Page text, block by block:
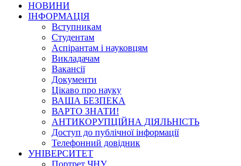
НОВИНИ
ІНФОРМАЦІЯ
Вступникам
Студентам
Аспірантам і науковцям
Викладачам
Вакансії
Документи
Цікаво про науку
ВАША БЕЗПЕКА
ВАРТО ЗНАТИ!
АНТИКОРУПЦІЙНА ДІЯЛЬНІСТЬ
Доступ до публічної інформації
Телефонний довідник
УНІВЕРСИТЕТ